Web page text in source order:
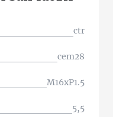
ctr
cem28
M16xP1.5
5,5